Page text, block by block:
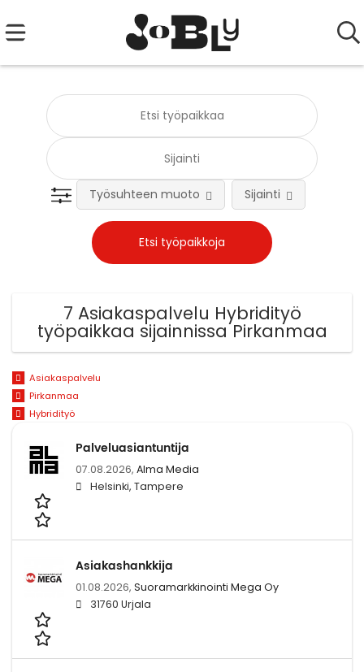
Työsuhteen muoto Sijainti
7 Asiakaspalvelu Hybridityö
työpaikkaa sijainnissa Pirkanmaa
Asiakaspalvelu
Pirkanmaa
Hybridityö
Palveluasiantuntija
07.08.2026, Alma Media
Helsinki, Tampere
Asiakashankkija
01.08.2026, Suoramarkkinointi Mega Oy
31760 Urjala